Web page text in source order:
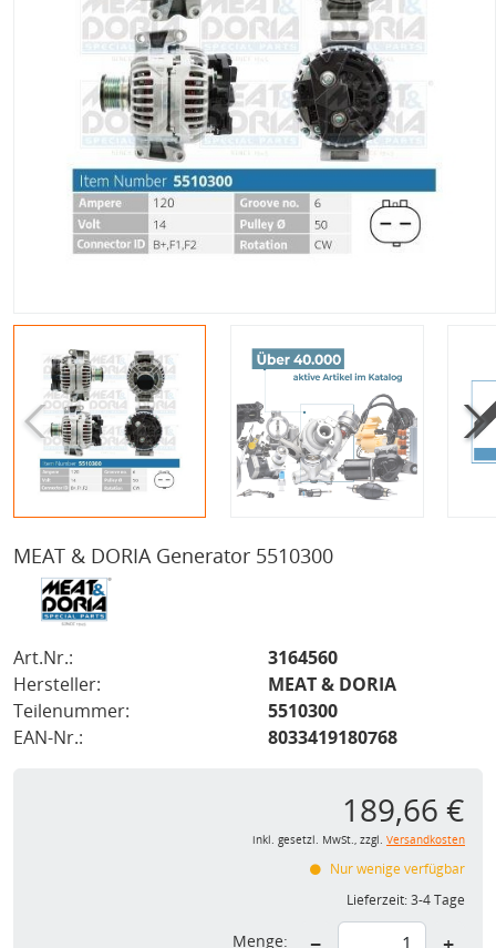
MEAT & DORIA Generator 5510300
Art.Nr.:
3164560
Hersteller:
MEAT & DORIA
Teilenummer:
5510300
EAN-Nr.:
8033419180768
189,66 €
inkl. gesetzl. MwSt., zzgl. Versandkosten
Nur wenige verfügbar
Lieferzeit:3-4 Tage
Menge: